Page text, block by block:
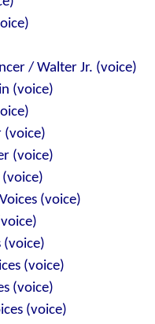
/ Walter Jr. (voice)
(voice)
(voice)
(voice)
(voice)
(voice)
(voice)
(voice)
(voice)